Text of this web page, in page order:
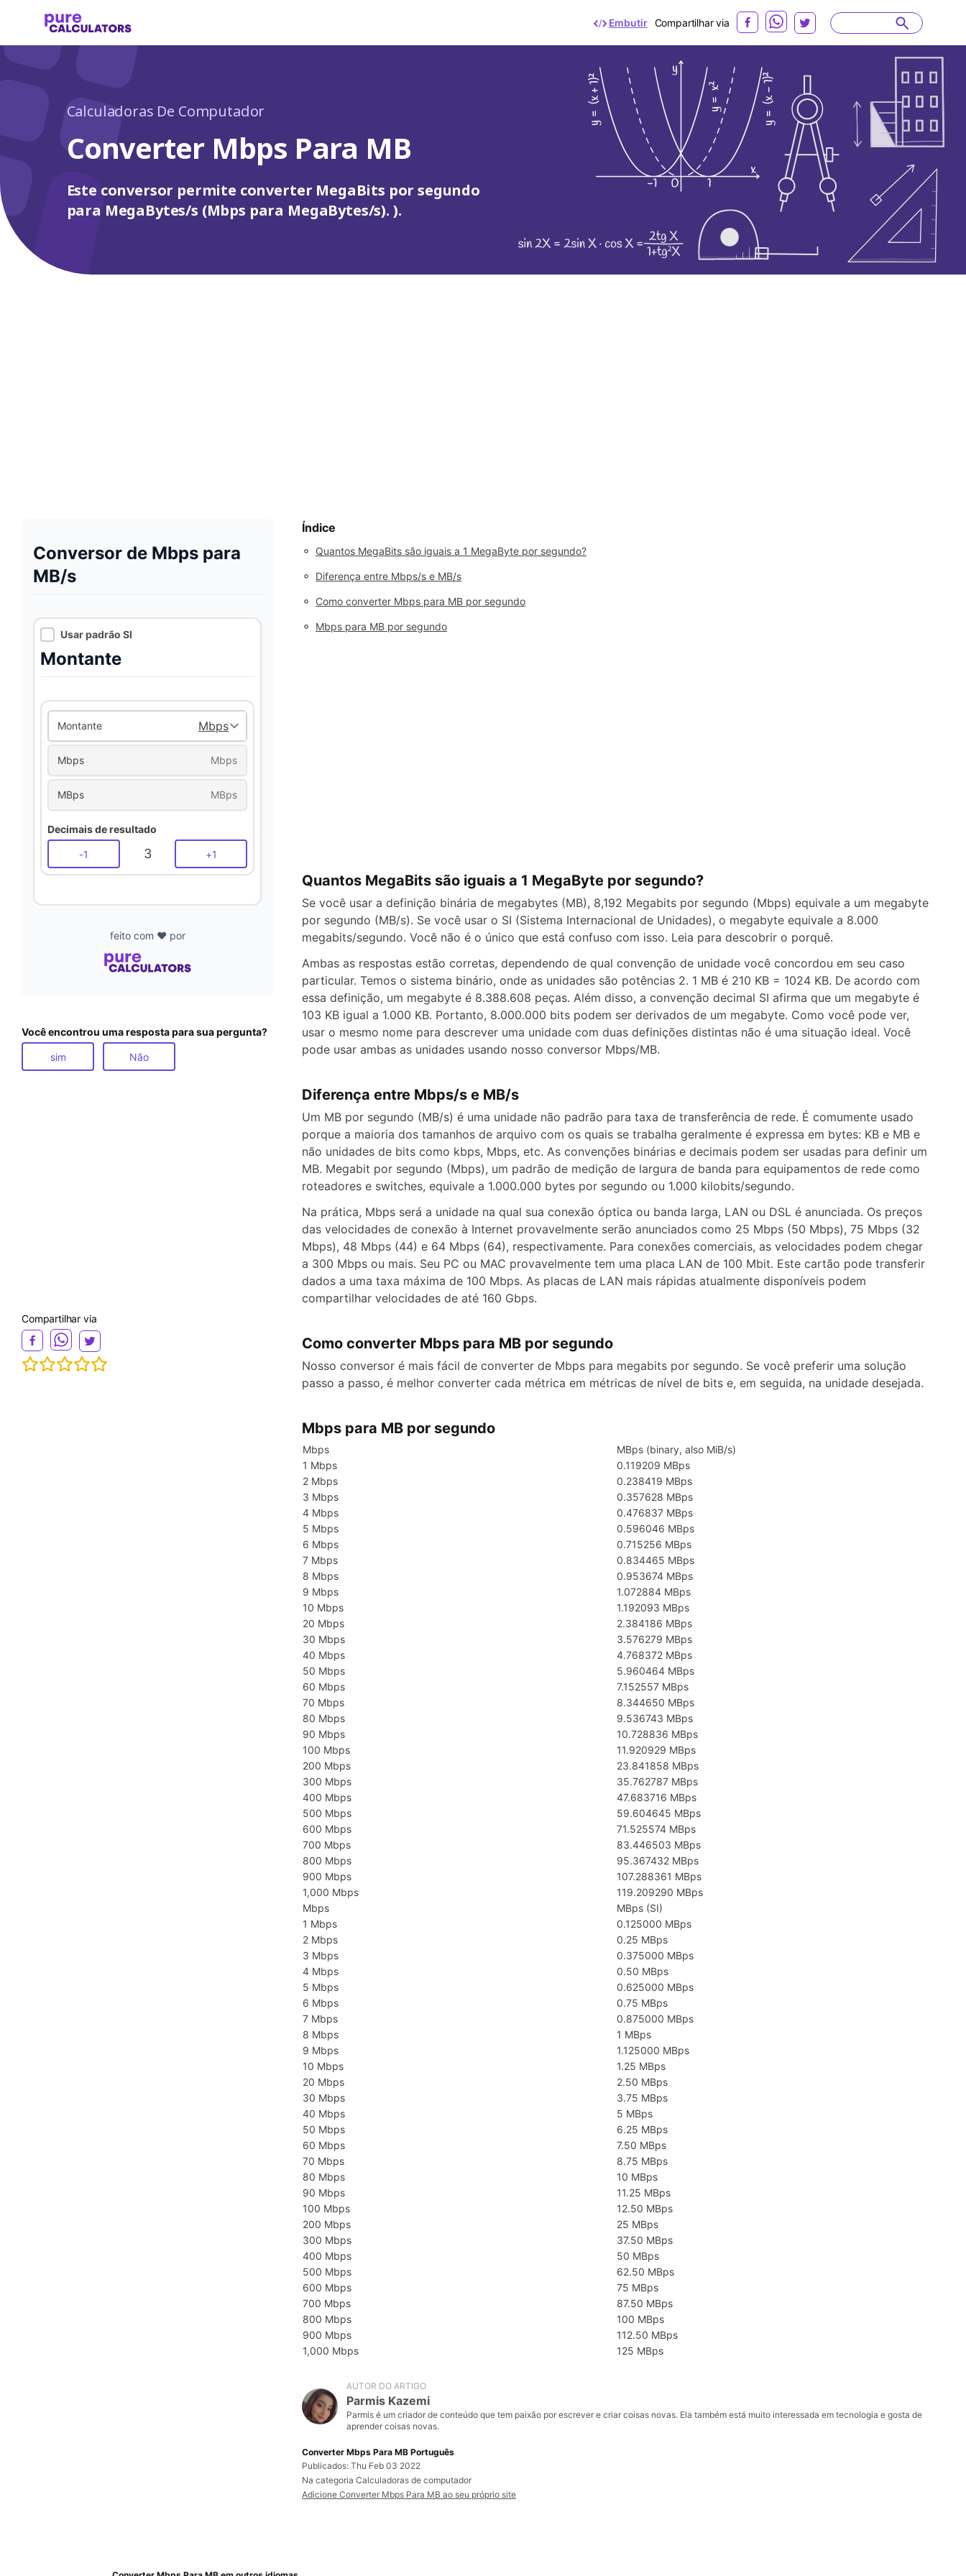
Embutir Compartilhar via
Calculadoras De Computador
Converter Mbps Para MB
Este conversor permite converter MegaBits por segundo
para MegaBytes/s (Mbps para MegaBytes/s). ).
Conversor de Mbps para
MB/s
Usar padrão SI
Montante
Montante
Mbps Mbps
MBps MBps
Decimais de resultado
-1 3 +1
feito com ❤️ por
Você encontrou uma resposta para sua pergunta?
sim Não
Compartilhar via
Índice
◦ Quantos MegaBits são iguais a 1 MegaByte por segundo?
◦ Diferença entre Mbps/s e MB/s
◦ Como converter Mbps para MB por segundo
◦ Mbps para MB por segundo
Quantos MegaBits são iguais a 1 MegaByte por segundo?
Se você usar a definição binária de megabytes (MB), 8,192 Megabits por segundo (Mbps) equivale a um megabyte
por segundo (MB/s). Se você usar o SI (Sistema Internacional de Unidades), o megabyte equivale a 8.000
megabits/segundo. Você não é o único que está confuso com isso. Leia para descobrir o porquê.
Ambas as respostas estão corretas, dependendo de qual convenção de unidade você concordou em seu caso
particular. Temos o sistema binário, onde as unidades são potências 2. 1 MB é 210 KB = 1024 KB. De acordo com
essa definição, um megabyte é 8.388.608 peças. Além disso, a convenção decimal SI afirma que um megabyte é
103 KB igual a 1.000 KB. Portanto, 8.000.000 bits podem ser derivados de um megabyte. Como você pode ver,
usar o mesmo nome para descrever uma unidade com duas definições distintas não é uma situação ideal. Você
pode usar ambas as unidades usando nosso conversor Mbps/MB.
Diferença entre Mbps/s e MB/s
Um MB por segundo (MB/s) é uma unidade não padrão para taxa de transferência de rede. É comumente usado
porque a maioria dos tamanhos de arquivo com os quais se trabalha geralmente é expressa em bytes: KB e MB e
não unidades de bits como kbps, Mbps, etc. As convenções binárias e decimais podem ser usadas para definir um
MB. Megabit por segundo (Mbps), um padrão de medição de largura de banda para equipamentos de rede como
roteadores e switches, equivale a 1.000.000 bytes por segundo ou 1.000 kilobits/segundo.
Na prática, Mbps será a unidade na qual sua conexão óptica ou banda larga, LAN ou DSL é anunciada. Os preços
das velocidades de conexão à Internet provavelmente serão anunciados como 25 Mbps (50 Mbps), 75 Mbps (32
Mbps), 48 Mbps (44) e 64 Mbps (64), respectivamente. Para conexões comerciais, as velocidades podem chegar
a 300 Mbps ou mais. Seu PC ou MAC provavelmente tem uma placa LAN de 100 Mbit. Este cartão pode transferir
dados a uma taxa máxima de 100 Mbps. As placas de LAN mais rápidas atualmente disponíveis podem
compartilhar velocidades de até 160 Gbps.
Como converter Mbps para MB por segundo
Nosso conversor é mais fácil de converter de Mbps para megabits por segundo. Se você preferir uma solução
passo a passo, é melhor converter cada métrica em métricas de nível de bits e, em seguida, na unidade desejada.
Mbps para MB por segundo
Mbps
MBps (binary, also MiB/s)
1 Mbps
0.119209 MBps
2 Mbps
0.238419 MBps
3 Mbps
0.357628 MBps
4 Mbps
0.476837 MBps
5 Mbps
0.596046 MBps
6 Mbps
0.715256 MBps
7 Mbps
0.834465 MBps
8 Mbps
0.953674 MBps
9 Mbps
1.072884 MBps
10 Mbps
1.192093 MBps
20 Mbps
2.384186 MBps
30 Mbps
3.576279 MBps
40 Mbps
4.768372 MBps
50 Mbps
5.960464 MBps
60 Mbps
7.152557 MBps
70 Mbps
8.344650 MBps
80 Mbps
9.536743 MBps
90 Mbps
10.728836 MBps
100 Mbps
11.920929 MBps
200 Mbps
23.841858 MBps
300 Mbps
35.762787 MBps
400 Mbps
47.683716 MBps
500 Mbps
59.604645 MBps
600 Mbps
71.525574 MBps
700 Mbps
83.446503 MBps
800 Mbps
95.367432 MBps
900 Mbps
107.288361 MBps
1,000 Mbps
119.209290 MBps
Mbps
MBps (SI)
1 Mbps
0.125000 MBps
2 Mbps
0.25 MBps
3 Mbps
0.375000 MBps
4 Mbps
0.50 MBps
5 Mbps
0.625000 MBps
6 Mbps
0.75 MBps
7 Mbps
0.875000 MBps
8 Mbps
1 MBps
9 Mbps
1.125000 MBps
10 Mbps
1.25 MBps
20 Mbps
2.50 MBps
30 Mbps
3.75 MBps
40 Mbps
5 MBps
50 Mbps
6.25 MBps
60 Mbps
7.50 MBps
70 Mbps
8.75 MBps
80 Mbps
10 MBps
90 Mbps
11.25 MBps
100 Mbps
12.50 MBps
200 Mbps
25 MBps
300 Mbps
37.50 MBps
400 Mbps
50 MBps
500 Mbps
62.50 MBps
600 Mbps
75 MBps
700 Mbps
87.50 MBps
800 Mbps
100 MBps
900 Mbps
112.50 MBps
1,000 Mbps
125 MBps
AUTOR DO ARTIGO
Parmis Kazemi
Parmis é um criador de conteúdo que tem paixão por escrever e criar coisas novas. Ela também está muito interessada em tecnologia e gosta de
aprender coisas novas.
Converter Mbps Para MB Português
Publicados: Thu Feb 03 2022
Na categoria Calculadoras de computador
Adicione Converter Mbps Para MB ao seu próprio site